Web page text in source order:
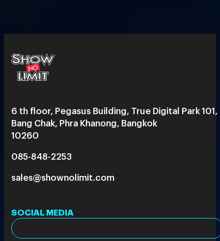
6 th floor, Pegasus Building, True Digital Park 101,
Bang Chak, Phra Khanong, Bangkok
10260
085-848-2253
sales@shownolimit.com
SOCIAL MEDIA